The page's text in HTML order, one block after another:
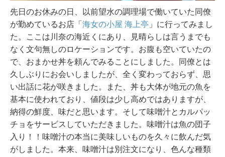
先日のお休みの日、以前望水の調理場で働いていた同僚
が勤めているお店「 海女の小屋 海上亭 」に行ってみまし
た。ここは川奈の海近くにあり、見晴らしは言うまでも
なく文句無しのロケーションです。お腹も空いていたの
で、おまかせ丼を頼んでみることにしました。
同僚とは
久しぶりにお会いしましたが、全く変わっておらず、思
い出話に花が咲きました。また、丼も大体が地元の魚を
基本に使われており、値段は少し高めではありますが、
納得の鮮度、味だと思います。そして味噌汁とカルパッ
チョをサービスしていただきました。味噌汁は魚の団子
入り！！味噌汁の本当に美味しいものを久々に飲んだ気
がしました。本来、味噌汁は別注文になり、色んな種類